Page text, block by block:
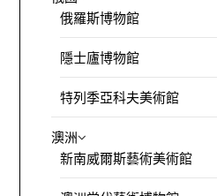
俄羅斯博物館
隱士廬博物館
特列季亞科夫美術館
澳洲
新南威爾斯藝術美術館